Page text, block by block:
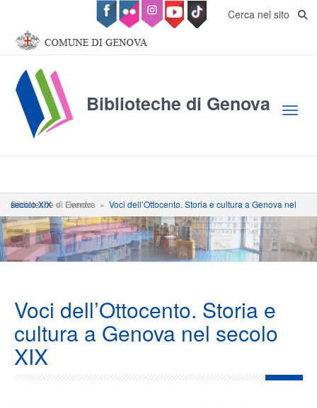
Salta al contenuto principale Cerca nel sito
Biblioteche di Genova
Biblioteche di Genova »
Voci dell’Ottocento. Storia e cultura a Genova nel secolo XIX» Evento
Voci dell’Ottocento. Storia e
cultura a Genova nel secolo
XIX